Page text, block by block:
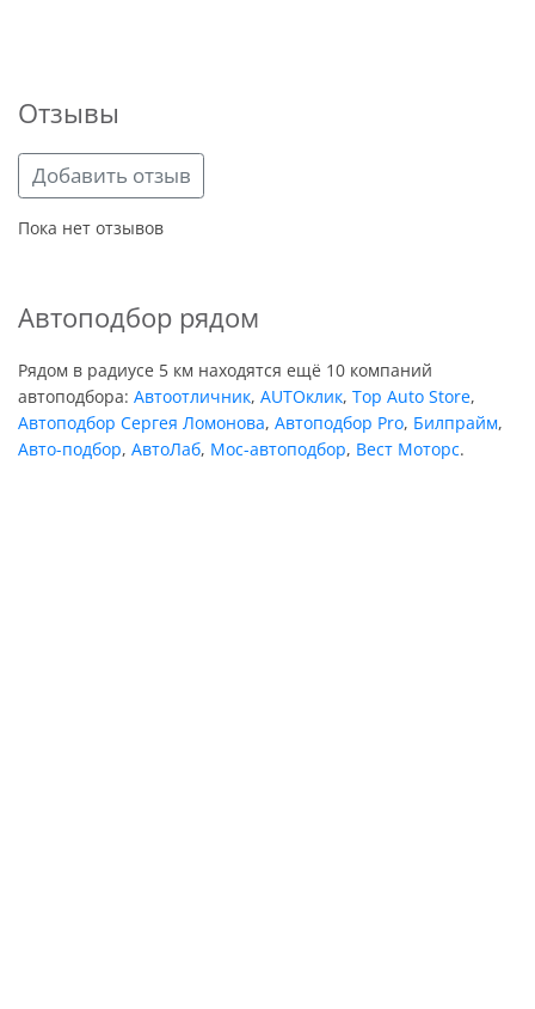
Отзывы
Добавить отзыв
Пока нет отзывов
Автоподбор рядом
Рядом в радиусе 5 км находятся ещё 10 компаний
автоподбора: Автоотличник, AUTOклик, Top Auto Store,
Автоподбор Сергея Ломонова, Автоподбор Pro, Билпрайм,
Авто-подбор, АвтоЛаб, Мос-автоподбор, Вест Моторс.